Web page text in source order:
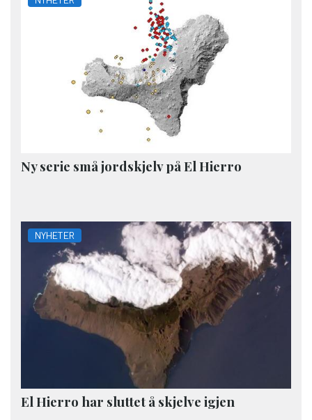
Ny serie små jordskjelv på El Hierro
NYHETER
El Hierro har sluttet å skjelve igjen